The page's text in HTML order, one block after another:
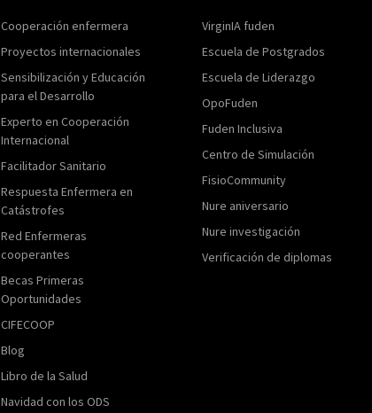
Cooperación enfermera
Proyectos internacionales
Sensibilización y Educación
para el Desarrollo
Experto en Cooperación
Internacional
Facilitador Sanitario
Respuesta Enfermera en
Catástrofes
Red Enfermeras
cooperantes
Becas Primeras
Oportunidades
CIFECOOP
Blog
Libro de la Salud
Navidad con los ODS
VirginIA fuden
Escuela de Postgrados
Escuela de Liderazgo
OpoFuden
Fuden Inclusiva
Centro de Simulación
FisioCommunity
Nure aniversario
Nure investigación
Verificación de diplomas